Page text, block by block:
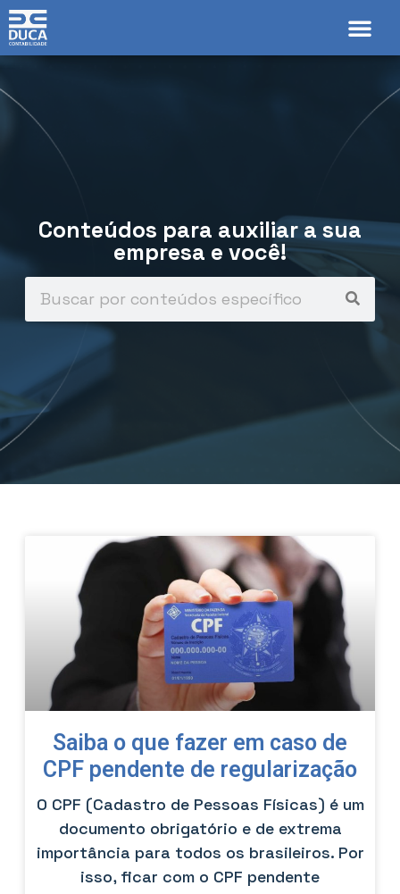
Conteúdos para auxiliar a sua
empresa e você!
Saiba o que fazer em caso de
CPF pendente de regularização
O CPF (Cadastro de Pessoas Físicas) é um
documento obrigatório e de extrema
importância para todos os brasileiros. Por
isso, ficar com o CPF pendente